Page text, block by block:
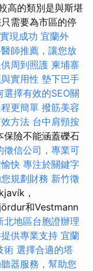
高的類別是與斯堪
需要為市區的停
現成功 宜蘭外
師推薦，讓您放
周到照護 柬埔寨
實用性 墊下巴手
選擇有效的SEO關
更簡單 撥筋美容
方法 台中肩頸按
保險不能涵蓋礫石
徵信公司，專業可
快 專注於關鍵字
規劃財務 新竹徵
，
和Vestmann
北地區台胞證辦理
供專業支持 宜蘭
術 選擇合適的塔
器服務，幫助您